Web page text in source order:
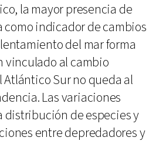
la mayor presencia de
como indicador de cambios
del mar forma
vinculado al cambio
Atlántico Sur no queda al
Las variaciones
distribución de especies y
entre depredadores y